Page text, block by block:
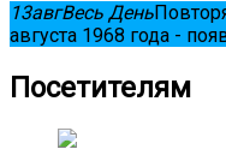
13авгВесь День
августа 1968 года -
Посетителям